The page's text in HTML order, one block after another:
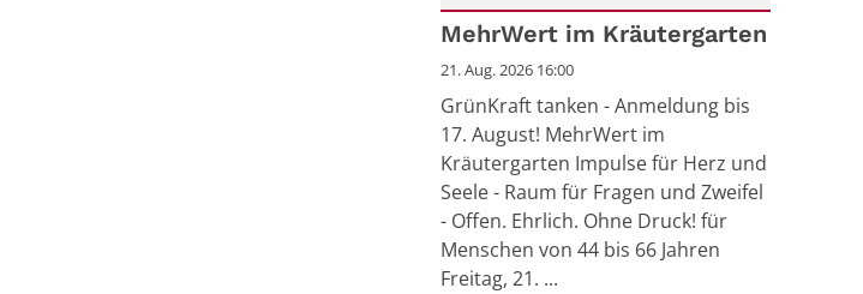
Datum: 21. August 2026
MehrWert im Kräutergarten
21. Aug. 2026 16:00
GrünKraft tanken - Anmeldung bis
17. August! MehrWert im
Kräutergarten Impulse für Herz und
Seele - Raum für Fragen und Zweifel
- Offen. Ehrlich. Ohne Druck! für
Menschen von 44 bis 66 Jahren
Freitag, 21. ...